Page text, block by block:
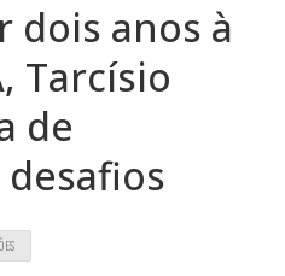
dois anos à
Tarcísio
de